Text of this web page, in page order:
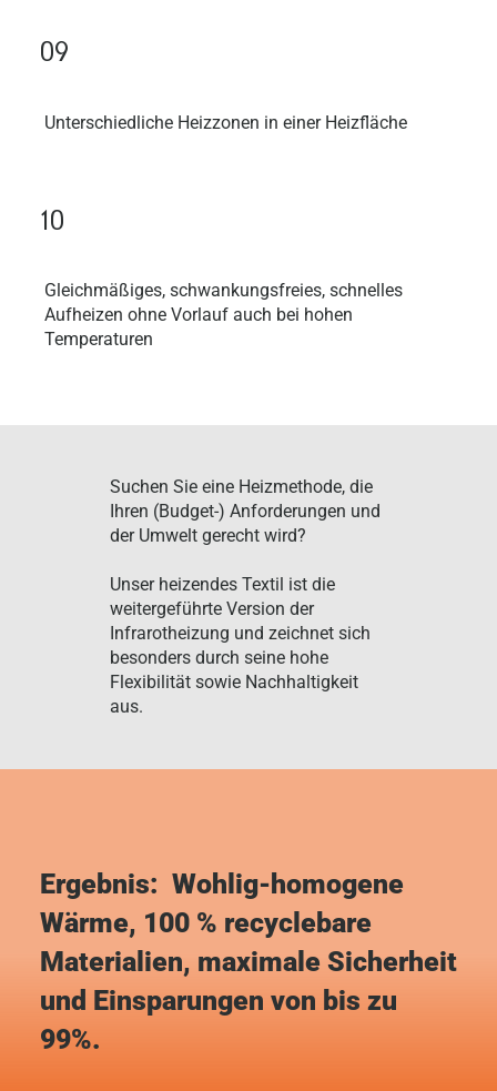
Unterschiedliche Heizzonen in einer Heizfläche
09
Gleichmäßiges, schwankungsfreies, schnelles
Aufheizen ohne Vorlauf auch bei hohen
Temperaturen
10
Suchen Sie eine Heizmethode, die
Ihren (Budget-) Anforderungen und
der Umwelt gerecht wird?
Unser heizendes Textil ist die
weitergeführte Version der
Infrarotheizung und zeichnet sich
besonders durch seine hohe
Flexibilität sowie Nachhaltigkeit
aus.
Ergebnis: Wohlig-homogene
Wärme, 100 % recyclebare
Materialien, maximale Sicherheit
und Einsparungen von bis zu
99%.